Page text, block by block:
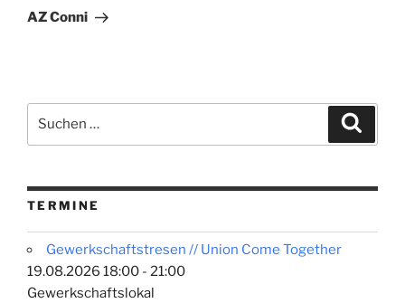
Beitrag
AZ Conni
nach:
TERMINE
Gewerkschaftstresen // Union Come Together
19.08.2026 18:00 - 21:00
Gewerkschaftslokal